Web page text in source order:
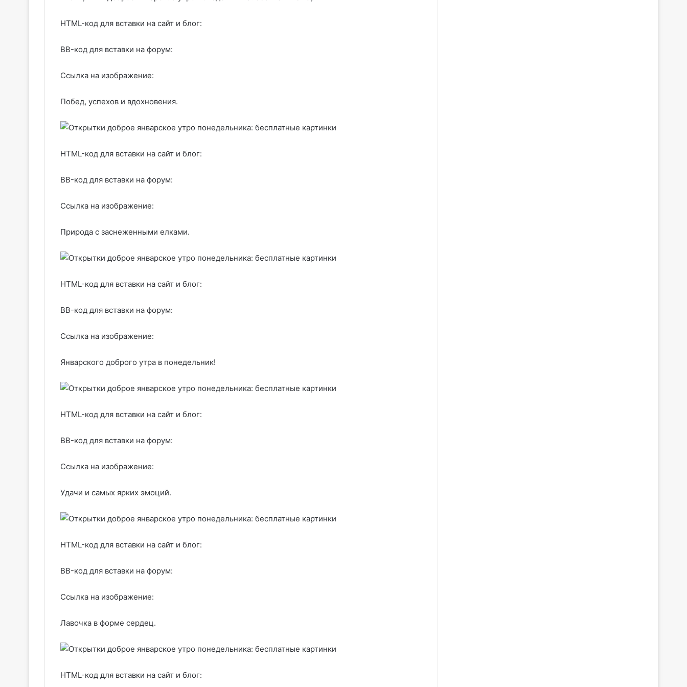
HTML-код для вставки на сайт и блог:
BB-код для вставки на форум:
Ссылка на изображение:
Побед, успехов и вдохновения.
HTML-код для вставки на сайт и блог:
BB-код для вставки на форум:
Ссылка на изображение:
Природа с заснеженными елками.
HTML-код для вставки на сайт и блог:
BB-код для вставки на форум:
Ссылка на изображение:
Январского доброго утра в понедельник!
HTML-код для вставки на сайт и блог:
BB-код для вставки на форум:
Ссылка на изображение:
Удачи и самых ярких эмоций.
HTML-код для вставки на сайт и блог:
BB-код для вставки на форум:
Ссылка на изображение:
Лавочка в форме сердец.
HTML-код для вставки на сайт и блог: